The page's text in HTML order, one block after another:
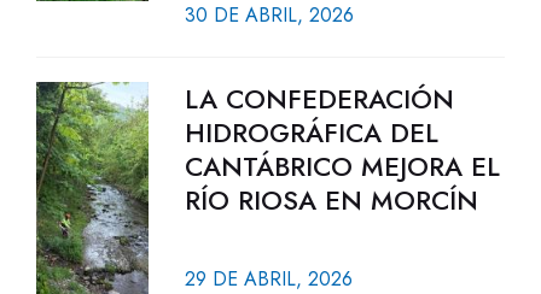
30 DE ABRIL, 2026
LA CONFEDERACIÓN
HIDROGRÁFICA DEL
CANTÁBRICO MEJORA EL
RÍO RIOSA EN MORCÍN
29 DE ABRIL, 2026